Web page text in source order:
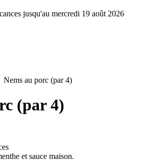
jusqu'au mercredi 19 août 2026
Nems au porc (par 4)
(par 4)
et sauce maison.